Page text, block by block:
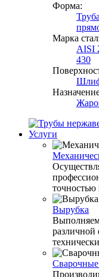
Форма:
Марка
AISI
430
Услуги
точностью
Вырубка
Выполняем
различной